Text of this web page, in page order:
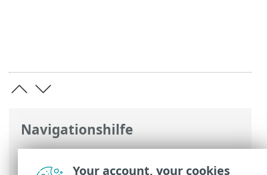
Navigationshilfe
ESET Online-Hilfe>ESET Endpoint
Security >ESET Endpoint Security
Your account, your cookies